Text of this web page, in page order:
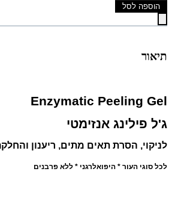
הוספה לסל
תיאור
Enzymatic Peeling Gel
ג'ל פילינג אנזימטי
לניקוי, הסרת תאים מתים, ריענון
לכל סוגי העור * היפואלרגני * ללא פרבנים